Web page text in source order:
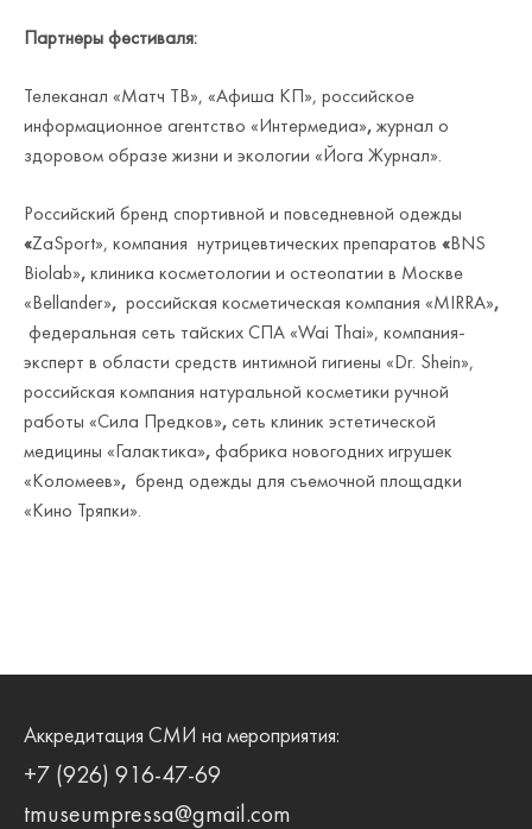
Партнеры фестиваля:
Телеканал «Матч ТВ», «Афиша КП», российское
информационное агентство «Интермедиа», журнал о
здоровом образе жизни и экологии «Йога Журнал».
Российский бренд спортивной и повседневной одежды
«ZaSport», компания нутрицевтических препаратов «BNS
Biolab», клиника косметологии и остеопатии в Москве
«Bellander», российская косметическая компания «MIRRA»,
федеральная сеть тайских СПА «Wai Thai», компания-
эксперт в области средств интимной гигиены «Dr. Shein»,
российская компания натуральной косметики ручной
работы «Сила Предков», сеть клиник эстетической
медицины «Галактика», фабрика новогодних игрушек
«Коломеев», бренд одежды для съемочной площадки
«Кино Тряпки».
Аккредитация СМИ на мероприятия:
+7 (926) 916-47-69
tmuseumpressa@gmail.com